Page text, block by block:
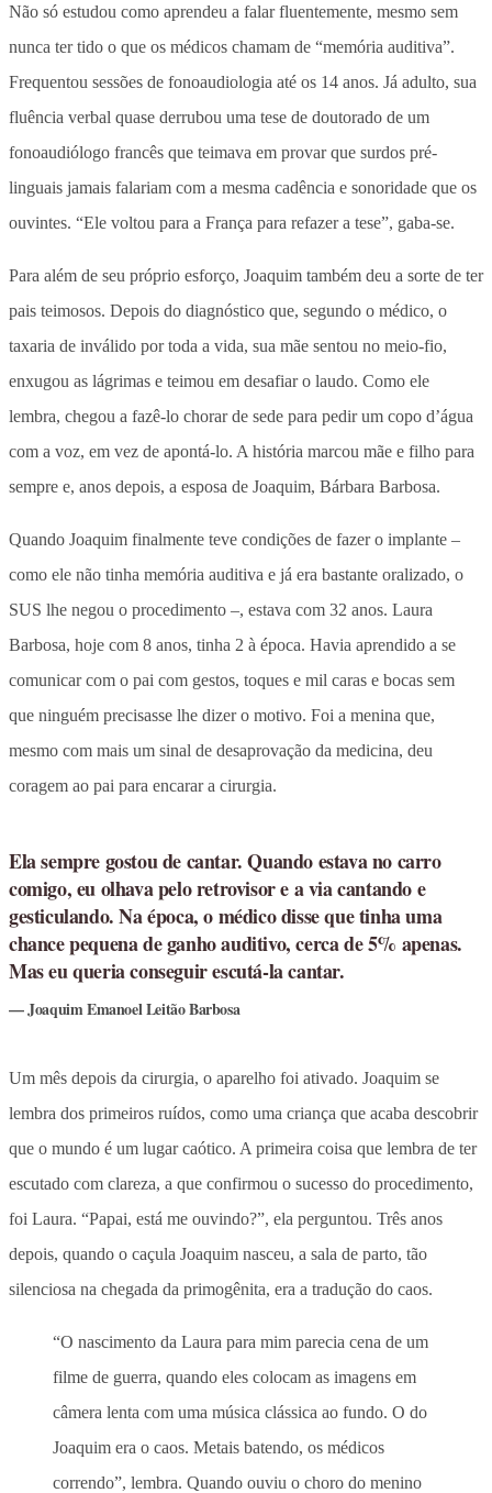
Não só estudou como aprendeu a falar fluentemente, mesmo sem
nunca ter tido o que os médicos chamam de “memória auditiva”.
Frequentou sessões de fonoaudiologia até os 14 anos. Já adulto, sua
fluência verbal quase derrubou uma tese de doutorado de um
fonoaudiólogo francês que teimava em provar que surdos pré-
linguais jamais falariam com a mesma cadência e sonoridade que os
ouvintes. “Ele voltou para a França para refazer a tese”, gaba-se.
Para além de seu próprio esforço, Joaquim também deu a sorte de ter
pais teimosos. Depois do diagnóstico que, segundo o médico, o
taxaria de inválido por toda a vida, sua mãe sentou no meio-fio,
enxugou as lágrimas e teimou em desafiar o laudo. Como ele
lembra, chegou a fazê-lo chorar de sede para pedir um copo d’água
com a voz, em vez de apontá-lo. A história marcou mãe e filho para
sempre e, anos depois, a esposa de Joaquim, Bárbara Barbosa.
Quando Joaquim finalmente teve condições de fazer o implante –
como ele não tinha memória auditiva e já era bastante oralizado, o
SUS lhe negou o procedimento –, estava com 32 anos. Laura
Barbosa, hoje com 8 anos, tinha 2 à época. Havia aprendido a se
comunicar com o pai com gestos, toques e mil caras e bocas sem
que ninguém precisasse lhe dizer o motivo. Foi a menina que,
mesmo com mais um sinal de desaprovação da medicina, deu
coragem ao pai para encarar a cirurgia.
Ela sempre gostou de cantar. Quando estava no carro
comigo, eu olhava pelo retrovisor e a via cantando e
gesticulando. Na época, o médico disse que tinha uma
chance pequena de ganho auditivo, cerca de 5% apenas.
Mas eu queria conseguir escutá-la cantar.
Joaquim Emanoel Leitão Barbosa
Um mês depois da cirurgia, o aparelho foi ativado. Joaquim se
lembra dos primeiros ruídos, como uma criança que acaba descobrir
que o mundo é um lugar caótico. A primeira coisa que lembra de ter
escutado com clareza, a que confirmou o sucesso do procedimento,
foi Laura. “Papai, está me ouvindo?”, ela perguntou. Três anos
depois, quando o caçula Joaquim nasceu, a sala de parto, tão
silenciosa na chegada da primogênita, era a tradução do caos.
“O nascimento da Laura para mim parecia cena de um
filme de guerra, quando eles colocam as imagens em
câmera lenta com uma música clássica ao fundo. O do
Joaquim era o caos. Metais batendo, os médicos
correndo”, lembra. Quando ouviu o choro do menino